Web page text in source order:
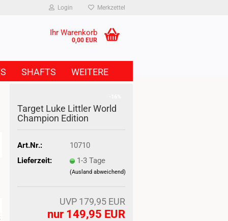
Login Merkzettel
Ihr Warenkorb
0,00 EUR
SHAFTS WEITERE
Target Luke Littler World
Champion Edition
Art.Nr.:
10710
Lieferzeit:
1-3 Tage
(Ausland abweichend)
UVP 179,95 EUR
nur 149,95 EUR